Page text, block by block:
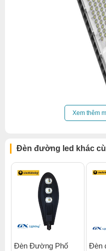
Xem thêm
Đèn đường led khác
Đèn Đường Phố
Đèn